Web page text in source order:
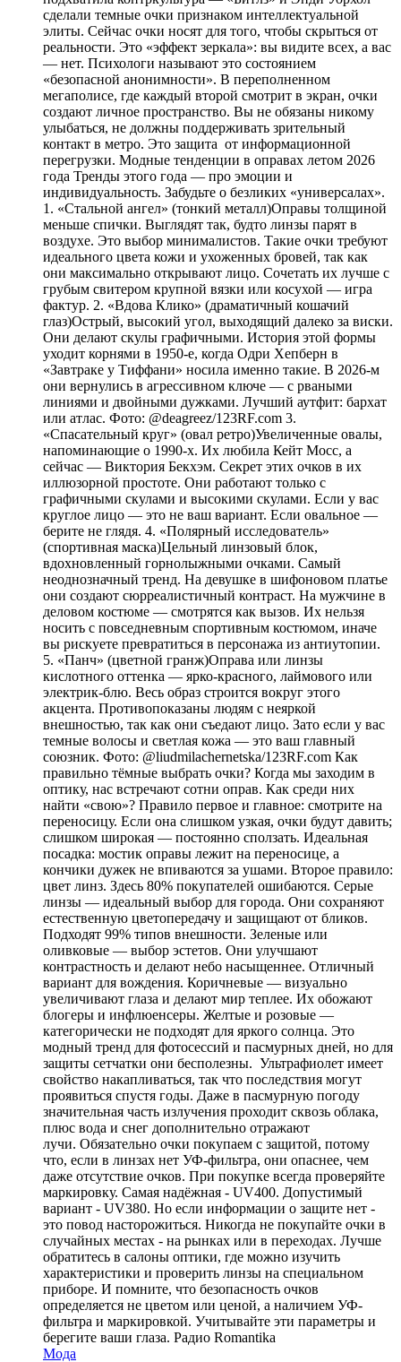
сделали темные очки признаком интеллектуальной
элиты. Сейчас очки носят для того, чтобы скрыться от
реальности. Это «эффект зеркала»: вы видите всех, а вас
— нет. Психологи называют это состоянием
«безопасной анонимности». В переполненном
мегаполисе, где каждый второй смотрит в экран, очки
создают личное пространство. Вы не обязаны никому
улыбаться, не должны поддерживать зрительный
контакт в метро. Это защита от информационной
перегрузки. Модные тенденции в оправах летом 2026
года Тренды этого года — про эмоции и
индивидуальность. Забудьте о безликих «универсалах».
1. «Стальной ангел» (тонкий металл)Оправы толщиной
меньше спички. Выглядят так, будто линзы парят в
воздухе. Это выбор минималистов. Такие очки требуют
идеального цвета кожи и ухоженных бровей, так как
они максимально открывают лицо. Сочетать их лучше с
грубым свитером крупной вязки или косухой — игра
фактур. 2. «Вдова Клико» (драматичный кошачий
глаз)Острый, высокий угол, выходящий далеко за виски.
Они делают скулы графичными. История этой формы
уходит корнями в 1950-е, когда Одри Хепберн в
«Завтраке у Тиффани» носила именно такие. В 2026-м
они вернулись в агрессивном ключе — с рваными
линиями и двойными дужками. Лучший аутфит: бархат
или атлас. Фото: @deagreez/123RF.com 3.
«Спасательный круг» (овал ретро)Увеличенные овалы,
напоминающие о 1990-х. Их любила Кейт Мосс, а
сейчас — Виктория Бекхэм. Секрет этих очков в их
иллюзорной простоте. Они работают только с
графичными скулами и высокими скулами. Если у вас
круглое лицо — это не ваш вариант. Если овальное —
берите не глядя. 4. «Полярный исследователь»
(спортивная маска)Цельный линзовый блок,
вдохновленный горнолыжными очками. Самый
неоднозначный тренд. На девушке в шифоновом платье
они создают сюрреалистичный контраст. На мужчине в
деловом костюме — смотрятся как вызов. Их нельзя
носить с повседневным спортивным костюмом, иначе
вы рискуете превратиться в персонажа из антиутопии.
5. «Панч» (цветной гранж)Оправа или линзы
кислотного оттенка — ярко-красного, лаймового или
электрик-блю. Весь образ строится вокруг этого
акцента. Противопоказаны людям с неяркой
внешностью, так как они съедают лицо. Зато если у вас
темные волосы и светлая кожа — это ваш главный
союзник. Фото: @liudmilachernetska/123RF.com Как
правильно тёмные выбрать очки? Когда мы заходим в
оптику, нас встречают сотни оправ. Как среди них
найти «свою»? Правило первое и главное: смотрите на
переносицу. Если она слишком узкая, очки будут давить;
слишком широкая — постоянно сползать. Идеальная
посадка: мостик оправы лежит на переносице, а
кончики дужек не впиваются за ушами. Второе правило:
цвет линз. Здесь 80% покупателей ошибаются. Серые
линзы — идеальный выбор для города. Они сохраняют
естественную цветопередачу и защищают от бликов.
Подходят 99% типов внешности. Зеленые или
оливковые — выбор эстетов. Они улучшают
контрастность и делают небо насыщеннее. Отличный
вариант для вождения. Коричневые — визуально
увеличивают глаза и делают мир теплее. Их обожают
блогеры и инфлюенсеры. Желтые и розовые —
категорически не подходят для яркого солнца. Это
модный тренд для фотосессий и пасмурных дней, но для
защиты сетчатки они бесполезны. Ультрафиолет имеет
свойство накапливаться, так что последствия могут
проявиться спустя годы. Даже в пасмурную погоду
значительная часть излучения проходит сквозь облака,
плюс вода и снег дополнительно отражают
лучи. Обязательно очки покупаем с защитой, потому
что, если в линзах нет УФ-фильтра, они опаснее, чем
даже отсутствие очков. При покупке всегда проверяйте
маркировку. Самая надёжная - UV400. Допустимый
вариант - UV380. Но если информации о защите нет -
это повод насторожиться. Никогда не покупайте очки в
случайных местах - на рынках или в переходах. Лучше
обратитесь в салоны оптики, где можно изучить
характеристики и проверить линзы на специальном
приборе. И помните, что безопасность очков
определяется не цветом или ценой, а наличием УФ-
фильтра и маркировкой. Учитывайте эти параметры и
берегите ваши глаза. Радио Romantika
Мода